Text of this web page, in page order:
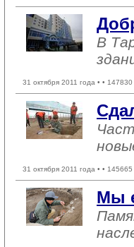
В
31 октября 2011 года • •
31 октября 2011 года • •
Мы